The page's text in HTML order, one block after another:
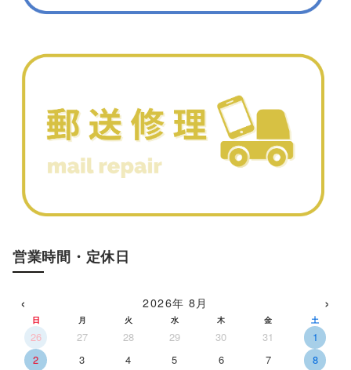
営業時間・定休日
‹ 2026年 8月 ›
日 月 火 水 木 金 土
26 27 28 29 30 31
1
2
3 4 5 6 7
8